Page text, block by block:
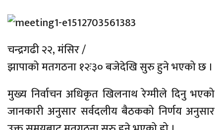
चन्द्रगढी २२, मंसिर /
झापाको मतगठना १२ः३० बजेदेखि सुरु हुने भएको छ ।
मुख्य निर्वाचन अधिकृत खिलनाथ रेग्मीले दिनु भएको
जानकारी अनुसार सर्वदलीय बैठकको निर्णय अनुसार